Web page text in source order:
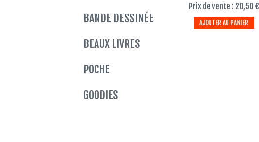
BANDE DESSINÉE
BEAUX LIVRES
POCHE
GOODIES
Prix de vente : 20,50 €
AJOUTER AU PANIER